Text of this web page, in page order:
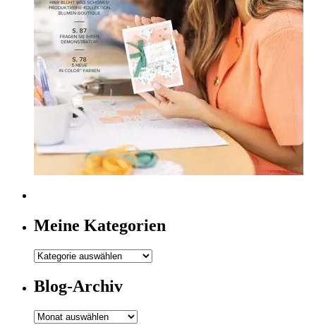
Meine Kategorien
Meine
Blog-Archiv
Blog-